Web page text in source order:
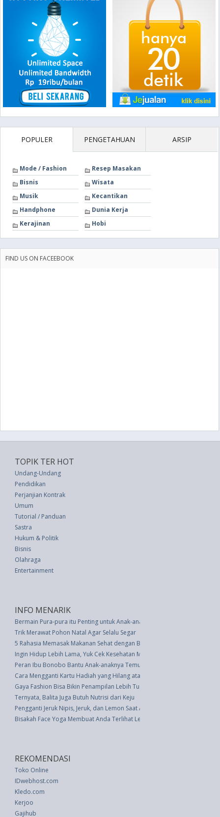
POPULER PENGETAHUAN ARSIP
Mode / Fashion
Resep Masakan
Bisnis
Wisata
Musik
Kecantikan
Handphone
Dunia Kerja
Kerajinan
Hobi
FIND US ON FACEEBOOK
TOPIK TER HOT
Undang-Undang
Pendidikan
Perjanjian Kontrak
Umum
Tutorial / Panduan
Sastra
Hukum & Politik
Bisnis
Olahraga
Entertainment
INFO MENARIK
Bermain Pura-pura itu Penting untuk Anak-anak, Ini Alasannya (1)
Trik Merawat Pohon Natal Agar Selalu Segar
5 Rahasia Memasak Makanan Sehat dengan Bahan Non Organik
Ingin Hidup Lebih Lama, Yuk Cek Kesehatan Mandiri Pakai 6 Trik Ini
Peran Ibu Bonobo Bantu Anak-anaknya Temukan Cinta
Cara Mengganti Kartu Hadiah yang Hilang atau Dicuri
Gaya Fashion Bisa Bikin Penampilan Lebih Tua, Ini Buktinya
Ternyata, Balita Juga Butuh Nutrisi dari Keju
Pengganti Jeruk Nipis, Jeruk, dan Lemon Saat Anda Kehabisan Jeruk Segar
Bisakah Face Yoga Membuat Anda Terlihat Lebih Baik?
REKOMENDASI
Toko Online
IDwebhost.com
Kledo.com
Kerjoo
Gajihub